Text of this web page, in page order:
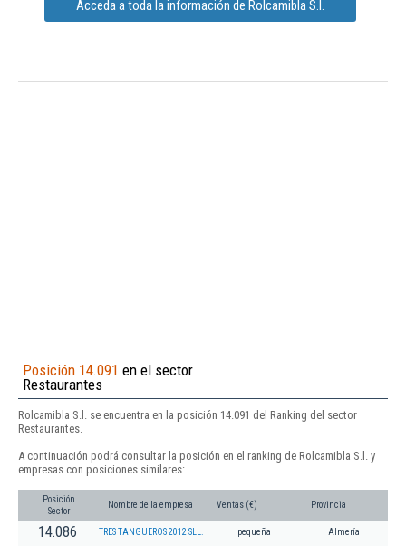
Acceda a toda la información de Rolcamibla S.l.
Posición 14.091 en el sector
Restaurantes
Rolcamibla S.l. se encuentra en la posición 14.091 del Ranking del sector
Restaurantes.
A continuación podrá consultar la posición en el ranking de Rolcamibla S.l. y
empresas con posiciones similares:
Posición
Sector
Nombre de la empresa Ventas (€) Provincia
14.086 TRES TANGUEROS 2012 SLL. pequeña Almería